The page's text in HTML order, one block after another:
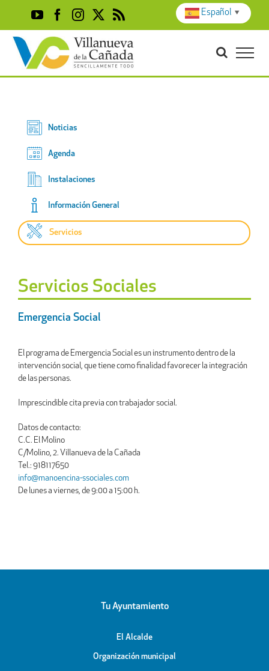
content
YouTubeFacebook
Instagram
X Rss
Servicios Sociales
Emergencia Social
El programa de Emergencia Social es un instrumento dentro de la
intervención social, que tiene como finalidad favorecer la integración
de las personas.
Imprescindible cita previa con trabajador social.
Datos de contacto:
C.C. El Molino
C/Molino, 2. Villanueva de la Cañada
Tel.: 918117650
info@manoencina-ssociales.com
De lunes a viernes, de 9:00 a 15:00 h.
Noticias
Agenda
Instalaciones
Información General
Servicios
Tu Ayuntamiento
El Alcalde
Organización municipal
Español ▼